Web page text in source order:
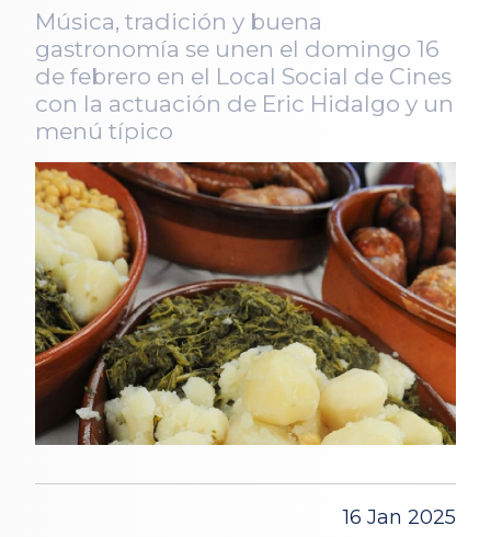
Música, tradición y buena
gastronomía se unen el domingo 16
de febrero en el Local Social de Cines
con la actuación de Eric Hidalgo y un
menú típico
16 Jan 2025